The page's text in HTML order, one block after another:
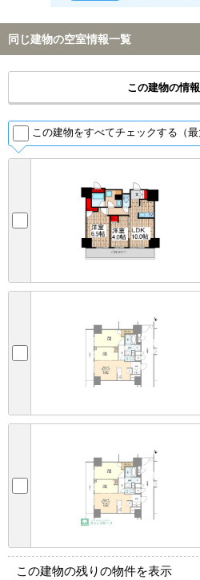
同じ建物の空室情報一覧
この建物の情
この建物をすべてチェックする（最
この建物の残りの物件を表示